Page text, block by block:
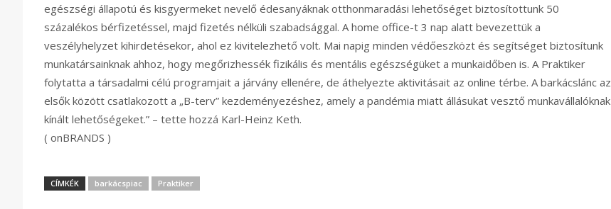
egészségi állapotú és kisgyermeket nevelő édesanyáknak otthonmaradási lehetőséget biztosítottunk 50
százalékos bérfizetéssel, majd fizetés nélküli szabadsággal. A home office-t 3 nap alatt bevezettük a
veszélyhelyzet kihirdetésekor, ahol ez kivitelezhető volt. Mai napig minden védőeszközt és segítséget biztosítunk
munkatársainknak ahhoz, hogy megőrizhessék fizikális és mentális egészségüket a munkaidőben is. A Praktiker
folytatta a társadalmi célú programjait a járvány ellenére, de áthelyezte aktivitásait az online térbe. A barkácslánc az
elsők között csatlakozott a „B-terv” kezdeményezéshez, amely a pandémia miatt állásukat vesztő munkavállalóknak
kínált lehetőségeket.” – tette hozzá Karl-Heinz Keth.
( onBRANDS )
CÍMKÉK barkácspiac Praktiker